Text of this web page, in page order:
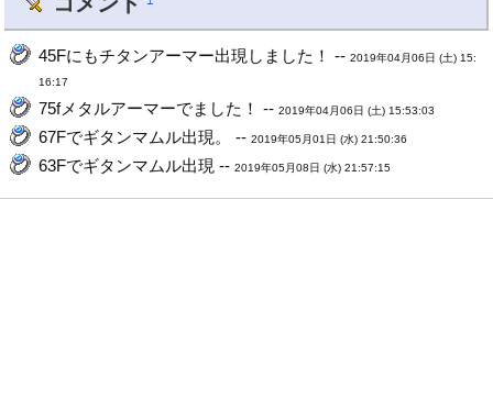
45Fにもチタンアーマー出現しました！ --2019年04月06日 (土) 15:
16:17
75fメタルアーマーでました！ --2019年04月06日 (土) 15:53:03
67Fでギタンマムル出現。 --2019年05月01日 (水) 21:50:36
63Fでギタンマムル出現 --2019年05月08日 (水) 21:57:15